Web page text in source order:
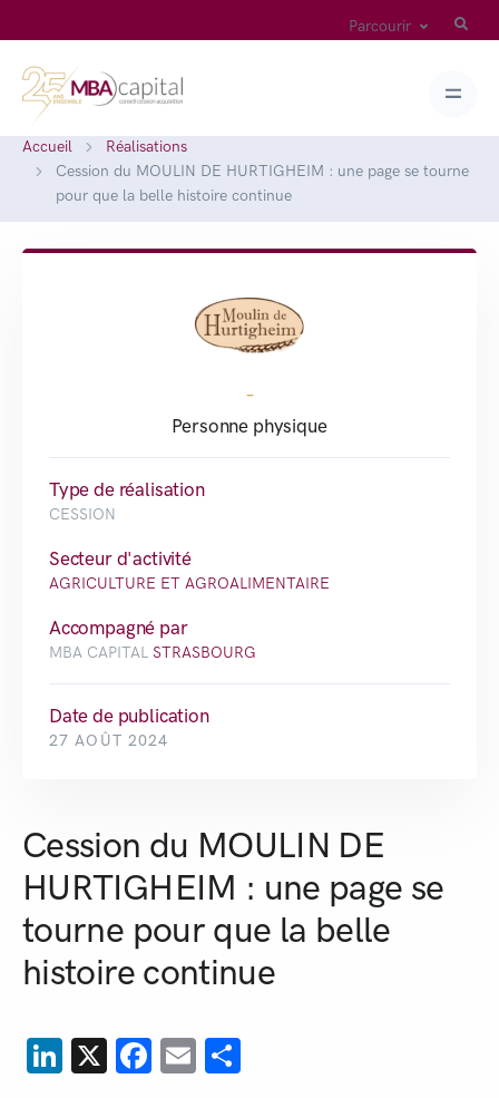
Parcourir
Accueil
Réalisations
Cession du MOULIN DE HURTIGHEIM : une page se tourne
pour que la belle histoire continue
-
Personne physique
Type de réalisation
CESSION
Secteur d'activité
AGRICULTURE ET AGROALIMENTAIRE
Accompagné par
MBA CAPITAL STRASBOURG
Date de publication
27 AOÛT 2024
Cession du MOULIN DE
HURTIGHEIM : une page se
tourne pour que la belle
histoire continue
LinkedIn
X Facebook
Email